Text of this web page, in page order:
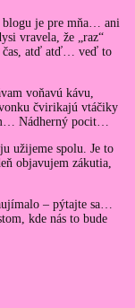
blogu je pre mňa… ani
vravela, že „raz“
čas, atď atď… veď to
voňavú kávu,
čvirikajú vtáčiky
Nádherný pocit…
užijeme spolu. Je to
objavujem zákutia,
– pýtajte sa…
kde nás to bude